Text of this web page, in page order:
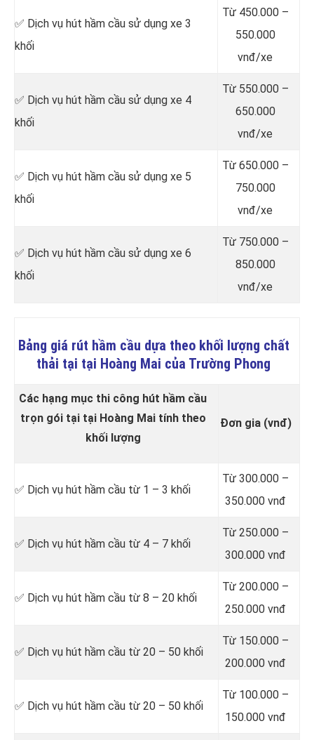
✅ Dịch vụ hút hầm cầu sử dụng xe 3
khối
Từ 450.000 –
550.000
vnđ/xe
✅ Dịch vụ hút hầm cầu sử dụng xe 4
khối
Từ 550.000 –
650.000
vnđ/xe
✅ Dịch vụ hút hầm cầu sử dụng xe 5
khối
Từ 650.000 –
750.000
vnđ/xe
✅ Dịch vụ hút hầm cầu sử dụng xe 6
khối
Từ 750.000 –
850.000
vnđ/xe
Bảng giá rút hầm cầu dựa theo khối lượng chất
thải tại tại Hoàng Mai của Trường Phong
Các hạng mục thi công hút hầm cầu
trọn gói tại tại Hoàng Mai tính theo
khối lượng
Đơn gia (vnđ)
✅ Dịch vụ hút hầm cầu từ 1 – 3 khối
Từ 300.000 –
350.000 vnđ
✅ Dịch vụ hút hầm cầu từ 4 – 7 khối
Từ 250.000 –
300.000 vnđ
✅ Dịch vụ hút hầm cầu từ 8 – 20 khối
Từ 200.000 –
250.000 vnđ
✅ Dịch vụ hút hầm cầu từ 20 – 50 khối
Từ 150.000 –
200.000 vnđ
✅ Dịch vụ hút hầm cầu từ 20 – 50 khối
Từ 100.000 –
150.000 vnđ